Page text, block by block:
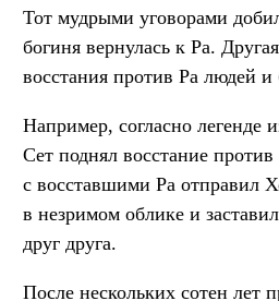
Тот мудрыми уговорами
богиня вернулась к Ра.
восстания против Ра людей и
Например, согласно легенде
Сет поднял восстание
с восставшими Ра отправил
в незримом облике и
друг друга.
После нескольких сотен лет